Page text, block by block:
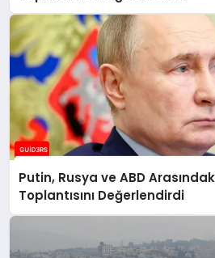
Putin, Rusya ve ABD
Toplantısını Değerlendirdi